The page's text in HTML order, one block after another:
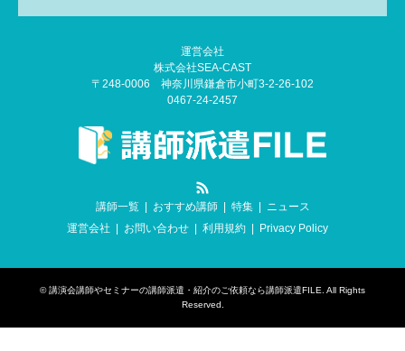
運営会社
株式会社SEA-CAST
〒248-0006 神奈川県鎌倉市小町3-2-26-102
0467-24-2457
講師一覧
おすすめ講師 特集
ニュース
運営会社
お問い合わせ 利用規約 Privacy Policy
©講演会講師やセミナーの講師派遣・紹介のご依頼なら講師派遣FILE . All Rights
Reserved.